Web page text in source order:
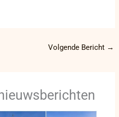
Volgende Bericht →